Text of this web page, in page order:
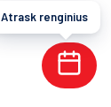
Atrask renginius